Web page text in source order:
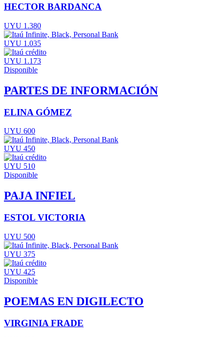
HECTOR BARDANCA
UYU 1.380
UYU 1.035
UYU 1.173
Disponible
PARTES DE INFORMACIÓN
ELINA GÓMEZ
UYU 600
UYU 450
UYU 510
Disponible
PAJA INFIEL
ESTOL VICTORIA
UYU 500
UYU 375
UYU 425
Disponible
POEMAS EN DIGILECTO
VIRGINIA FRADE